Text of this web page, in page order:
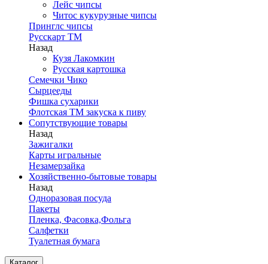
Лейс чипсы
Читос кукурузные чипсы
Принглс чипсы
Русскарт ТМ
Назад
Кузя Лакомкин
Русская картошка
Семечки Чико
Сырцееды
Фишка сухарики
Флотская ТМ закуска к пиву
Сопутствующие товары
Назад
Зажигалки
Карты игральные
Незамерзайка
Хозяйственно-бытовые товары
Назад
Одноразовая посуда
Пакеты
Пленка, Фасовка,Фольга
Салфетки
Туалетная бумага